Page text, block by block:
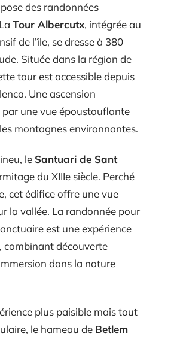
des randonnées
Tour Albercutx, intégrée au
de l’île, se dresse à 380
Située dans la région de
tour est accessible depuis
Une ascension
par une vue époustouflante
montagnes environnantes.
le Santuari de Sant
du XIIIe siècle. Perché
cet édifice offre une vue
la vallée. La randonnée pour
est une expérience
combinant découverte
dans la nature
plus paisible mais tout
le hameau de Betlem